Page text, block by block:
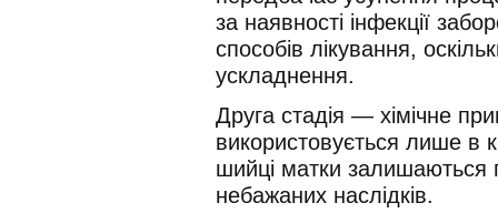
за наявності інфекції
способів лікування,
ускладнення.
Друга стадія — хімічне
використовується лише в
шийці матки залишаються
небажаних наслідків.